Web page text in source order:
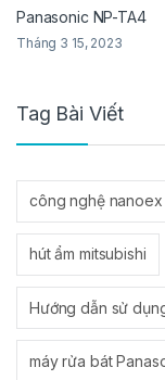
Panasonic NP-TA4
Tháng 3 15, 2023
Tag Bài Viết
công nghệ nanoex
hút ẩm mitsubishi
Hướng dẫn sử
máy rửa bát